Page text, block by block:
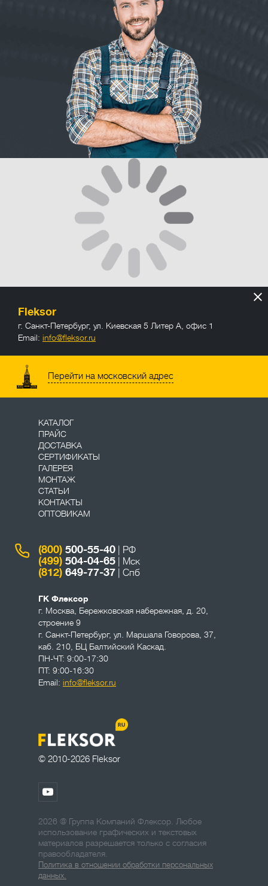
Fleksor
г. Санкт-Петербург, ул. Киевская 5 Литер А, офис 1
Email: info@fleksor.ru
Перейти на московский адрес
info@fleksor.ru
© 2010-2026 Fleksor
КАТАЛОГ
ПРАЙС
ДОСТАВКА
СЕРТИФИКАТЫ
ГАЛЕРЕЯ
МОНТАЖ
СТАТЬИ
КОНТАКТЫ
ОПТОВИКАМ
(800) 500-55-40 | РФ
(499) 504-04-65 | Мск
(812) 649-77-37 | Спб
ГК Флексор
г. Москва Бережковская набережная, д. 20,
строение 9
г. Санкт-Петербург, ул. Маршала Говорова, 37,
каб. 210, БЦ Балтийский Каскад.
ПН-ЧТ: 9:00-17:30
ПТ: 9:00-16:30
Email: info@fleksor.ru
2026 @ Группа Компаний Флексор. Любое
использование графических и текстовых
материалов разрешается только с согласия
правообладателя.
Политика в отношении обработки персональных
данных.